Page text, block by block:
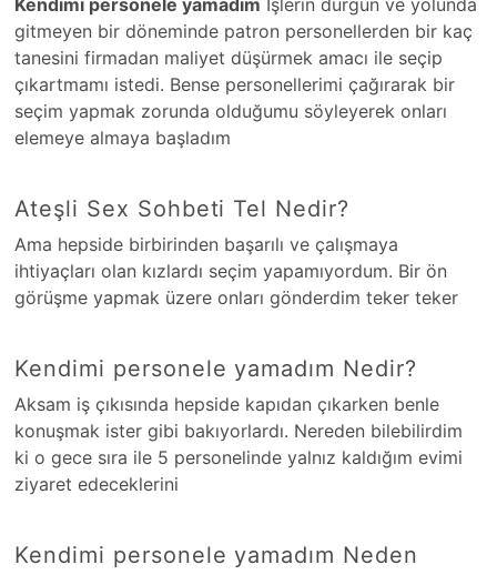
Kendimi personele yamadım İşlerin durgun ve yolunda
gitmeyen bir döneminde patron personellerden bir kaç
tanesini firmadan maliyet düşürmek amacı ile seçip
çıkartmamı istedi. Bense personellerimi çağırarak bir
seçim yapmak zorunda olduğumu söyleyerek onları
elemeye almaya başladım
Ateşli Sex Sohbeti Tel Nedir?
Ama hepside birbirinden başarılı ve çalışmaya
ihtiyaçları olan kızlardı seçim yapamıyordum. Bir ön
görüşme yapmak üzere onları gönderdim teker teker
Kendimi personele yamadım Nedir?
Aksam iş çıkısında hepside kapıdan çıkarken benle
konuşmak ister gibi bakıyorlardı. Nereden bilebilirdim
ki o gece sıra ile 5 personelinde yalnız kaldığım evimi
ziyaret edeceklerini
Kendimi personele yamadım Neden